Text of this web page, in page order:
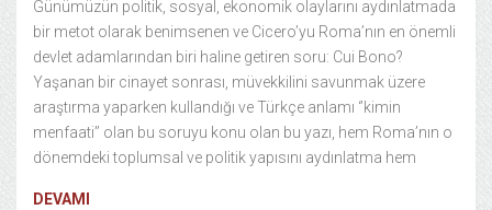
Günümüzün politik, sosyal, ekonomik olaylarını aydınlatmada
bir metot olarak benimsenen ve Cicero’yu Roma’nın en önemli
devlet adamlarından biri haline getiren soru: Cui Bono?
Yaşanan bir cinayet sonrası, müvekkilini savunmak üzere
araştırma yaparken kullandığı ve Türkçe anlamı ‘’kimin
menfaati’’ olan bu soruyu konu olan bu yazı, hem Roma’nın o
dönemdeki toplumsal ve politik yapısını aydınlatma hem
DEVAMI